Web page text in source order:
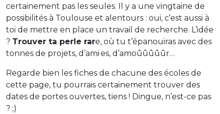
certainement pas les seules. Il y a une vingtaine de
possibilités à Toulouse et alentours : oui, c’est aussi à
toi de mettre en place un travail de recherche. L’idée
? Trouver ta perle rare, où tu t’épanouiras avec des
tonnes de projets, d’ami·es, d’amoûûûûûr…
Regarde bien les fiches de chacune des écoles de
cette page, tu pourrais certainement trouver des
dates de portes ouvertes, tiens ! Dingue, n’est-ce pas
? ;)